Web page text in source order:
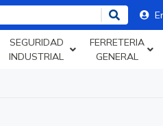
SEGURIDAD
INDUSTRIAL
FERRETERIA
GENERAL